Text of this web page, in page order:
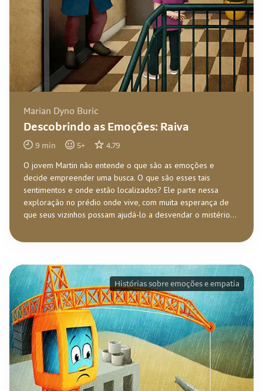
Marian Dyno Buric
Descobrindo as Emoções: Raiva
9 min 5+ 4.79
O jovem Martin não entende o que são as emoções e
decide empreender uma busca. O que são esses tais
sentimentos e onde estão localizados? Ele parte nessa
exploração no prédio onde vive, com muita esperança de
que seus vizinhos possam ajudá-lo a desvendar o mistério...
Histórias sobre emoções e empatia